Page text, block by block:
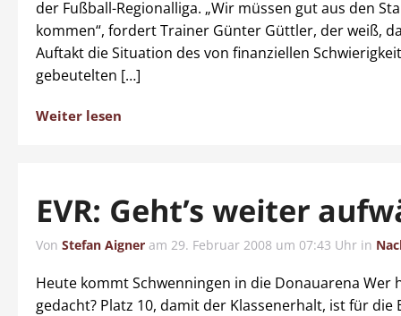
der Fußball-Regionalliga. „Wir müssen gut aus den
kommen“, fordert Trainer Günter Güttler, der weiß,
Auftakt die Situation des von finanziellen
gebeutelten […]
Weiter lesen
EVR: Geht’s weiter
Von Stefan Aigner am 29. Februar 2008 um 07:43 Uhr in
Heute kommt Schwenningen in die Donauarena Wer
gedacht? Platz 10, damit der Klassenerhalt, ist für die